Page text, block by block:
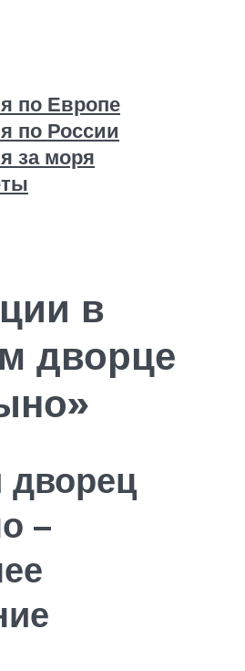
по Европе
по России
за моря
в
дворце
–